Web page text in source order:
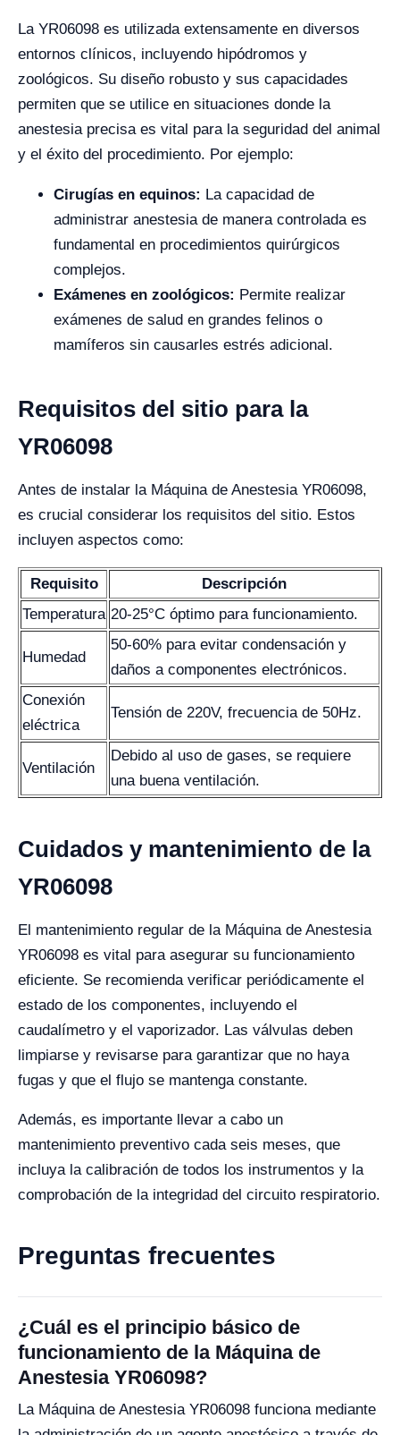
La YR06098 es utilizada extensamente en diversos
entornos clínicos, incluyendo hipódromos y
zoológicos. Su diseño robusto y sus capacidades
permiten que se utilice en situaciones donde la
anestesia precisa es vital para la seguridad del animal
y el éxito del procedimiento. Por ejemplo:
Cirugías en equinos: La capacidad de
administrar anestesia de manera controlada es
fundamental en procedimientos quirúrgicos
complejos.
Exámenes en zoológicos: Permite realizar
exámenes de salud en grandes felinos o
mamíferos sin causarles estrés adicional.
Requisitos del sitio para la
YR06098
Antes de instalar la Máquina de Anestesia YR06098,
es crucial considerar los requisitos del sitio. Estos
incluyen aspectos como:
Requisito
Descripción
Temperatura 20-25°C óptimo para funcionamiento.
Humedad
50-60% para evitar condensación y
daños a componentes electrónicos.
Conexión
eléctrica
Tensión de 220V, frecuencia de 50Hz.
Ventilación
Debido al uso de gases, se requiere
una buena ventilación.
Cuidados y mantenimiento de la
YR06098
El mantenimiento regular de la Máquina de Anestesia
YR06098 es vital para asegurar su funcionamiento
eficiente. Se recomienda verificar periódicamente el
estado de los componentes, incluyendo el
caudalímetro y el vaporizador. Las válvulas deben
limpiarse y revisarse para garantizar que no haya
fugas y que el flujo se mantenga constante.
Además, es importante llevar a cabo un
mantenimiento preventivo cada seis meses, que
incluya la calibración de todos los instrumentos y la
comprobación de la integridad del circuito respiratorio.
Preguntas frecuentes
¿Cuál es el principio básico de
funcionamiento de la Máquina de
Anestesia YR06098?
La Máquina de Anestesia YR06098 funciona mediante